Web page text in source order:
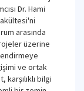
Dr. Hami
arasında
üzerine
ve ortak
bilgi